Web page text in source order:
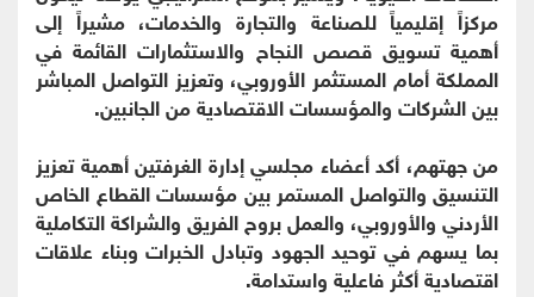
مركزاً إقليمياً للصناعة والتجارة والخدمات، مشيراً إلى
أهمية تسويق قصص النجاح والاستثمارات القائمة في
المملكة أمام المستثمر الأوروبي، وتعزيز التواصل المباشر
بين الشركات والمؤسسات الاقتصادية من الجانبين.
من جهتهم، أكد أعضاء مجلسي إدارة الغرفتين أهمية تعزيز
التنسيق والتواصل المستمر بين مؤسسات القطاع الخاص
الأردني والأوروبي، والعمل بروح الفريق والشراكة التكاملية
بما يسهم في توحيد الجهود وتبادل الخبرات وبناء علاقات
اقتصادية أكثر فاعلية واستدامة.